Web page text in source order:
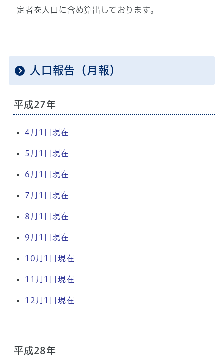
定者を人口に含め算出しております。
人口報告（月報）
平成27年
4月1日現在
5月1日現在
6月1日現在
7月1日現在
8月1日現在
9月1日現在
10月1日現在
11月1日現在
12月1日現在
平成28年